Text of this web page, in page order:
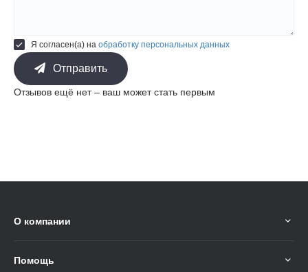
Я согласен(а) на обработку персональных данных
Отправить
Отзывов ещё нет – ваш может стать первым
О компании
Помощь